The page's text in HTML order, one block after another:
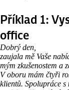
Příklad 1:
office
Dobrý den,
zaujala mě Vaše
mým zkušenostem a
V oboru mám čtyři
klientů. Spolupráce